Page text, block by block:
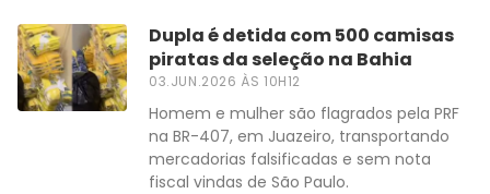
Dupla é detida com 500 camisas
piratas da seleção na Bahia
03.JUN.2026 ÀS 10H12
Homem e mulher são flagrados pela PRF
na BR-407, em Juazeiro, transportando
mercadorias falsificadas e sem nota
fiscal vindas de São Paulo.